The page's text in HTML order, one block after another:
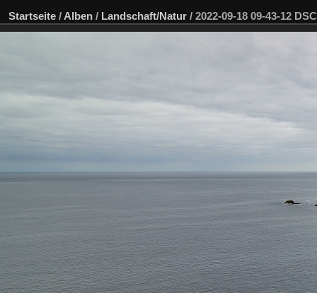
Startseite / Alben / Landschaft/Natur / 2022-09-18 09-43-12